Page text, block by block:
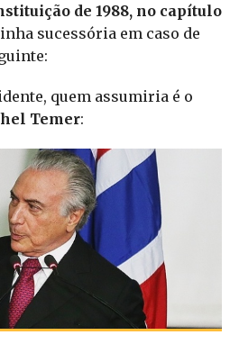
de 1988, no capítulo
sucessória em caso de
quem assumiria é o
Temer: